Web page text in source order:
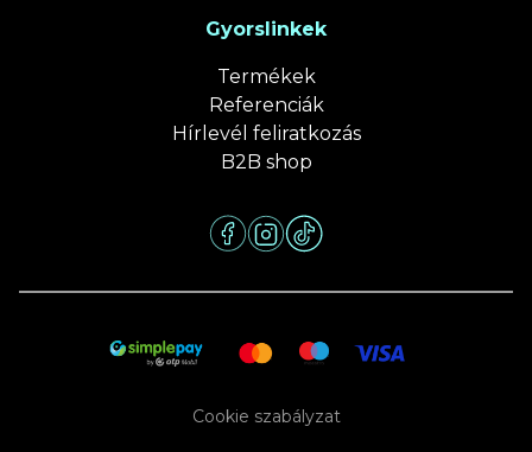
Gyorslinkek
Termékek
Referenciák
Hírlevél feliratkozás
B2B shop
Cookie szabályzat